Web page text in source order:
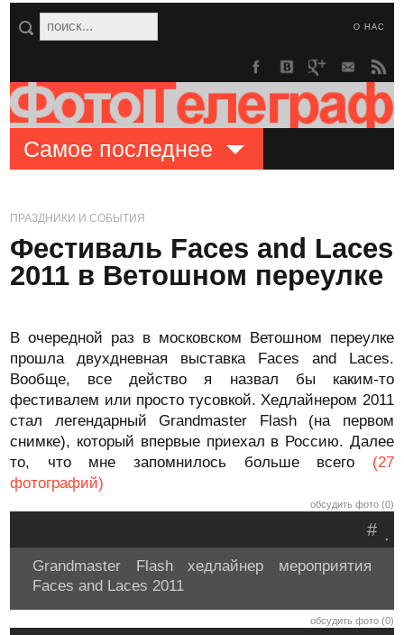
О НАС
Самое последнее
ПРАЗДНИКИ И СОБЫТИЯ
Фестиваль Faces and Laces
2011 в Ветошном переулке
В очередной раз в московском Ветошном переулке
прошла двухдневная выставка Faces and Laces.
Вообще, все действо я назвал бы каким-то
фестивалем или просто тусовкой. Хедлайнером 2011
стал легендарный Grandmaster Flash (на первом
снимке), который впервые приехал в Россию. Далее
то, что мне запомнилось больше всего (27
фотографий)
обсудить фото (0)
.
#
Grandmaster Flash хедлайнер мероприятия
Faces and Laces 2011
обсудить фото (0)